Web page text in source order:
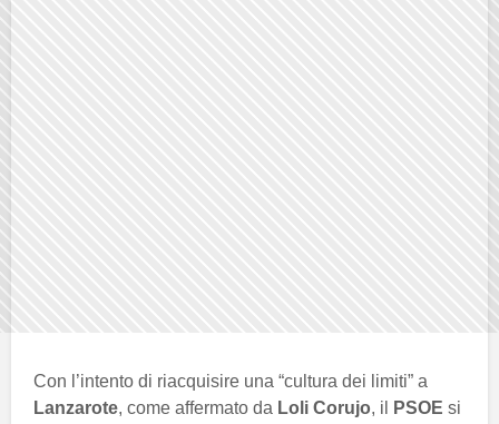
Con l’intento di riacquisire una “cultura dei limiti” a
Lanzarote, come affermato da Loli Corujo, il PSOE si